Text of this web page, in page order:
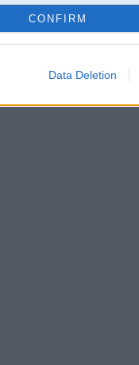
CONFIRM
Data Deletion